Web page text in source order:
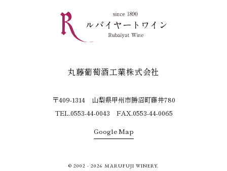
丸藤葡萄酒工業株式会社
〒409-1314 山梨県甲州市勝沼町藤井780
TEL.0553-44-0043 FAX.0553-44-0065
Google Map
© 2002 - 2026 MARUFUJI WINERY.